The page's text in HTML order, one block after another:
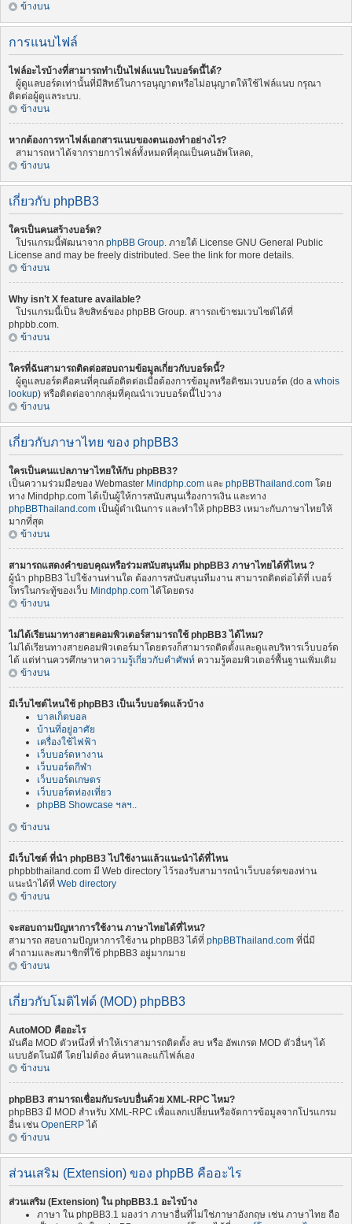
ข้างบน
การแนบไฟล์
ไฟล์อะไรบ้างที่สามารถทำเป็นไฟล์แนบในบอร์ดนี้ได้?
ผู้ดูแลบอร์ดเท่านั้นที่มีสิทธ์ในการอนุญาตหรือไม่อนุญาตให้ใช้ไฟล์แนบ กรุณา
ติดต่อผู้ดูแลระบบ.
ข้างบน
หากต้องการหาไฟล์เอกสารแนบของตนเองทำอย่างไร?
สามารถหาได้จากรายการไฟล์ทั้งหมดที่คุณเป็นคนอัพโหลด,
ข้างบน
เกี่ยวกับ phpBB3
ใครเป็นคนสร้างบอร์ด?
โปรแกรมนี้พัฒนาจาก phpBB Group. ภายใต้ License GNU General Public
License and may be freely distributed. See the link for more details.
ข้างบน
Why isn’t X feature available?
โปรแกรมนี้เป็น ลิขสิทธ์ของ phpBB Group. สาารถเข้าชมเวบไซต์ได้ที่
phpbb.com.
ข้างบน
ใครที่ฉันสามารถติดต่อสอบถามข้อมูลเกี่ยวกับบอร์ดนี้?
ผู้ดูแลบอร์ดคือคนที่คุณต้อติดต่อเมื่อต้องการข้อมูลหรือติชมเวบบอร์ด (do a whois
lookup) หรือติดต่อจากกลุ่มที่คุณนำเวบบอร์ดนี้ไปวาง
ข้างบน
เกี่ยวกับภาษาไทย ของ phpBB3
ใครเป็นคนแปลภาษาไทยให้กับ phpBB3?
เป็นความร่วมมือของ Webmaster Mindphp.com และ phpBBThailand.com โดย
ทาง Mindphp.com ได้เป็นผู้ให้การสนับสนุนเรื่องการเงิน และทาง
phpBBThailand.com เป็นผู้ดำเนินการ และทำให้ phpBB3 เหมาะกับภาษาไทยให้
มากที่สุด
ข้างบน
สามารถแสดงคำขอบคุณหรือร่วมสนับสนุนทีม phpBB3 ภาษาไทยได้ที่ไหน ?
ผู้นำ phpBB3 ไปใช้งานท่านใด ต้องการสนับสนุนทีมงาน สามารถติดต่อได้ที่ เบอร์
โทรในกระทู้ของเว็บ Mindphp.com ได้โดยตรง
ข้างบน
ไม่ได้เรียนมาทางสายคอมพิวเตอร์สามารถใช้ phpBB3 ได้ไหม?
ไม่ได้เรียนทางสายคอมพิวเตอร์มาโดยตรงก็สามารถติดตั้งและดูแลบริหารเว็บบอร์ด
ได้ แต่ท่านควรศึกษาหาความรู้เกี่ยวกับคำศัพท์ ความรู้คอมพิวเตอร์พื้นฐานเพิ่มเติม
ข้างบน
มีเว็บไซต์ไหนใช้ phpBB3 เป็นเว็บบอร์ดแล้วบ้าง
บาลเก็ตบอล
บ้านที่อยู่อาศัย
เครื่องใช้ไฟฟ้า
เว็บบอร์ดหางาน
เว็บบอร์ดกีฬา
เว็บบอร์ดเกษตร
เว็บบอร์ดท่องเที่ยว
phpBB Showcase ฯลฯ..
ข้างบน
มีเว็บไซต์ ที่นำ phpBB3 ไปใช้งานแล้วแนะนำได้ที่ไหน
phpbbthailand.com มี Web directory ไว้รองรับสามารถนำเว็บบอร์ดของท่าน
แนะนำได้ที่ Web directory
ข้างบน
จะสอบถามปัญหาการใช้งาน ภาษาไทยได้ที่ไหน?
สามารถ สอบถามปัญหาการใช้งาน phpBB3 ได้ที่ phpBBThailand.com ที่นี่มี
คำถามและสมาชิกที่ใช้ phpBB3 อยู่มากมาย
ข้างบน
เกี่ยวกับโมดิไฟด์ (MOD) phpBB3
AutoMOD คืออะไร
มันคือ MOD ตัวหนึ่งที่ ทำให้เราสามารถติดตั้ง ลบ หรือ อัพเกรด MOD ตัวอื่นๆ ได้
แบบอัตโนมัตื โดยไม่ต้อง ค้นหาและแก้ไฟล์เอง
ข้างบน
phpBB3 สามารถเชื่อมกับระบบอื่นด้วย XML-RPC ไหม?
phpBB3 มี MOD สำหรับ XML-RPC เพื่อแลกเปลี่ยนหรือจัดการข้อมูลจากโปรแกรม
อื่น เช่น OpenERP ได้
ข้างบน
ส่วนเสริม (Extension) ของ phpBB คืออะไร
ส่วนเสริม (Extension) ใน phpBB3.1 อะไรบ้าง
ภาษา ใน phpBB3.1 มองว่า ภาษาอื่นที่ไม่ใช่ภาษาอังกฤษ เช่น ภาษาไทย ถือ